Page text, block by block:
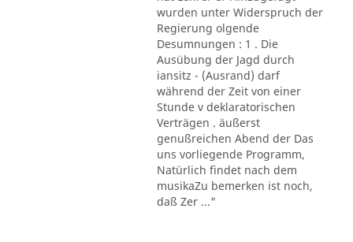
wurden unter Widerspruch der
Regierung olgende
Desumnungen : 1 . Die
Ausübung der Jagd durch
iansitz - (Ausrand) darf
während der Zeit von einer
Stunde v deklaratorischen
Verträgen . äußerst
genußreichen Abend der Das
uns vorliegende Programm,
Natürlich findet nach dem
musikaZu bemerken ist noch,
daß Zer ..."